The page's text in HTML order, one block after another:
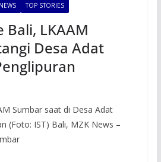
NEWS TOP STORIES
Bali, LKAAM
Desa Adat
Sumbar saat di Desa Adat
(Foto: IST) Bali, MZK News –